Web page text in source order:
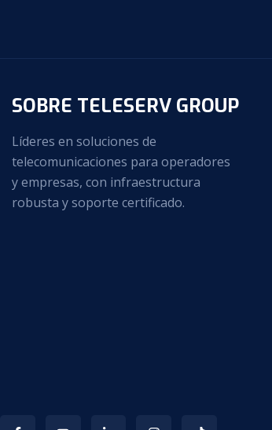
SOBRE TELESERV GROUP
Líderes en soluciones de
telecomunicaciones para operadores
y empresas, con infraestructura
robusta y soporte certificado.